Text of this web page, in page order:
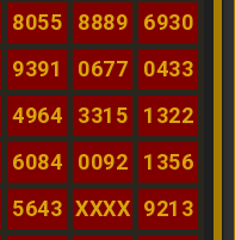
8055 8889
6930
9391 0677
0433
4964 3315
1322
6084 0092
1356
5643 XXXX 9213